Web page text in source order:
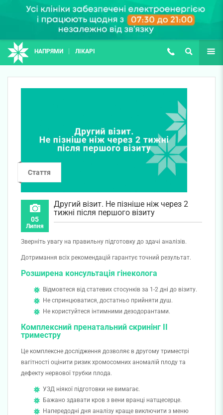
НАПРЯМИ ЛІКАРІ (067) 127-03-03
ПОШУК ЩЕ
Стаття
05
Липня
Другий візит. Не пізніше ніж через 2
тижні після першого візиту
Зверніть увагу на правильну підготовку до здачі аналізів.
Дотримання всіх рекомендацій гарантує точний результат.
Розширена консультація гінеколога
Відмовтеся від статевих стосунків за 1-2 дні до візиту.
Не спринцюватися, достатньо прийняти душ.
Не користуйтеся інтимними дезодорантами.
Комплексний пренатальний скринінг II
триместру
Це комплексне дослідження дозволяє в другому триместрі
вагітності оцінити ризик хромосомних аномалій плоду та
дефекту нервової трубки плода.
УЗД ніякої підготовки не вимагає.
Бажано здавати кров з вени вранці натщесерце.
Напередодні дня аналізу краще виключити з меню